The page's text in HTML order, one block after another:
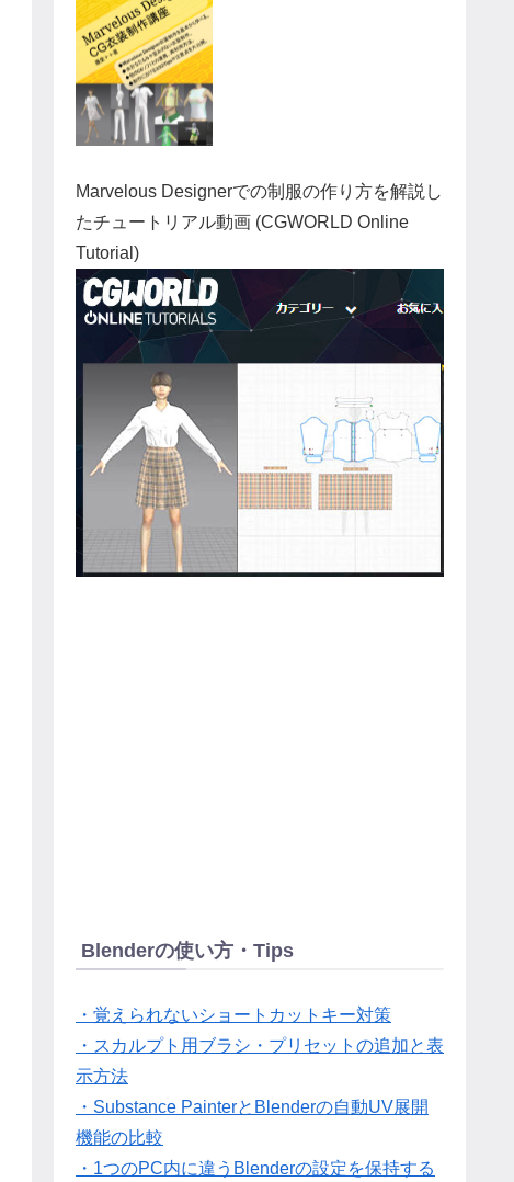
Marvelous Designerでの制服の作り方を解説し
たチュートリアル動画 (CGWORLD Online
Tutorial)
Blenderの使い方・Tips
・覚えられないショートカットキー対策
・スカルプト用ブラシ・プリセットの追加と表
示方法
・Substance PainterとBlenderの自動UV展開
機能の比較
・1つのPC内に違うBlenderの設定を保持する